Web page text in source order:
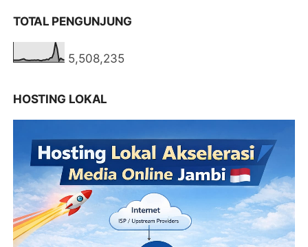
TOTAL PENGUNJUNG
5,508,235
HOSTING LOKAL